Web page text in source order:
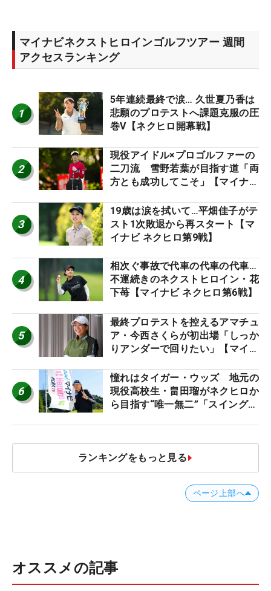
マイナビネクストヒロインゴルフツアー 週間
アクセスランキング
1
5年連続最終で涙… 久世夏乃香は
悲願のプロテストへ課題克服の圧
巻V【ネクヒロ開幕戦】
2
現役アイドル×プロゴルファーの
二刀流 雪野若葉が目指す道「両
方とも成功してこそ」【マイナビ
3
19歳は涙を拭いて…平畑佳子がテ
スト1次敗退から再スタート【マ
イナビ ネクヒロ第9戦】
4
相次ぐ事故で代車の代車の代車…
不運続きのネクストヒロイン・花
下苺【マイナビ ネクヒロ第6戦】
5
最終プロテストを控えるアマチュ
ア・今西さくらが初出場「しっか
りアンダーで回りたい」【マイナ
6
憧れはタイガー・ウッズ 地元の
現役高校生・畠田瑠がネクヒロか
ら目指す“唯一無二”「スイングは
ランキングをもっと見る
ページ上部へ
オススメの記事